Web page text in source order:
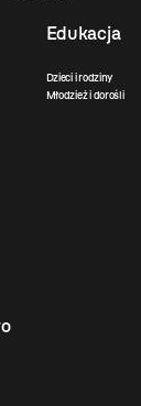
Edukacja
Dzieci i rodziny
Młodzież i dorośli